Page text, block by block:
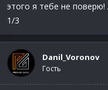
этого я тебе не
1/3
Danil_Voronov
Гость